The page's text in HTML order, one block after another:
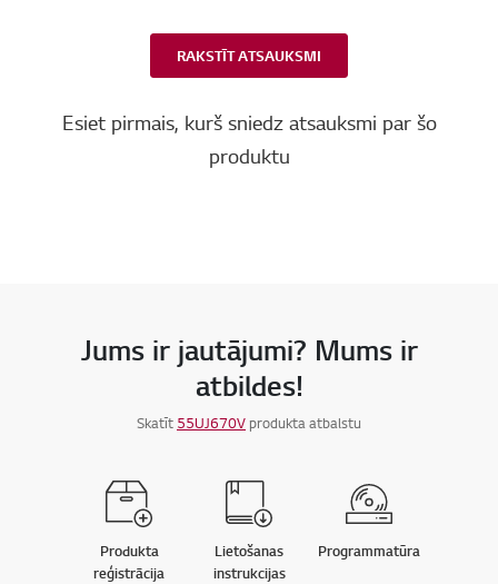
RAKSTĪT ATSAUKSMI
Esiet pirmais, kurš sniedz atsauksmi par šo
produktu
Jums ir jautājumi? Mums ir
atbildes!
Skatīt 55UJ670Vprodukta atbalstu
Produkta
reģistrācija
Lietošanas
instrukcijas
Programmatūra